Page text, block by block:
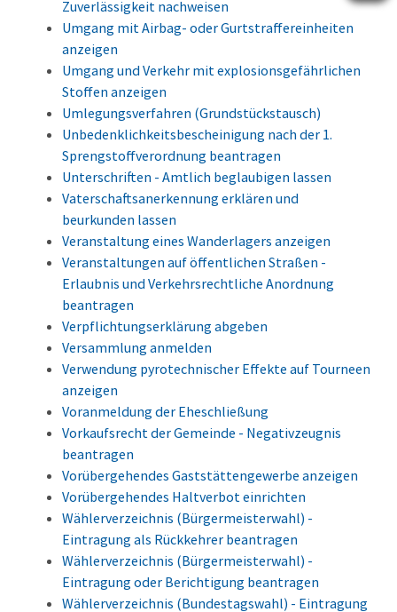
Zuverlässigkeit nachweisen
Umgang mit Airbag- oder Gurtstraffereinheiten
anzeigen
Umgang und Verkehr mit explosionsgefährlichen
Stoffen anzeigen
Umlegungsverfahren (Grundstückstausch)
Unbedenklichkeitsbescheinigung nach der 1.
Sprengstoffverordnung beantragen
Unterschriften - Amtlich beglaubigen lassen
Vaterschaftsanerkennung erklären und
beurkunden lassen
Veranstaltung eines Wanderlagers anzeigen
Veranstaltungen auf öffentlichen Straßen -
Erlaubnis und Verkehrsrechtliche Anordnung
beantragen
Verpflichtungserklärung abgeben
Versammlung anmelden
Verwendung pyrotechnischer Effekte auf Tourneen
anzeigen
Voranmeldung der Eheschließung
Vorkaufsrecht der Gemeinde - Negativzeugnis
beantragen
Vorübergehendes Gaststättengewerbe anzeigen
Vorübergehendes Haltverbot einrichten
Wählerverzeichnis (Bürgermeisterwahl) -
Eintragung als Rückkehrer beantragen
Wählerverzeichnis (Bürgermeisterwahl) -
Eintragung oder Berichtigung beantragen
Wählerverzeichnis (Bundestagswahl) - Eintragung